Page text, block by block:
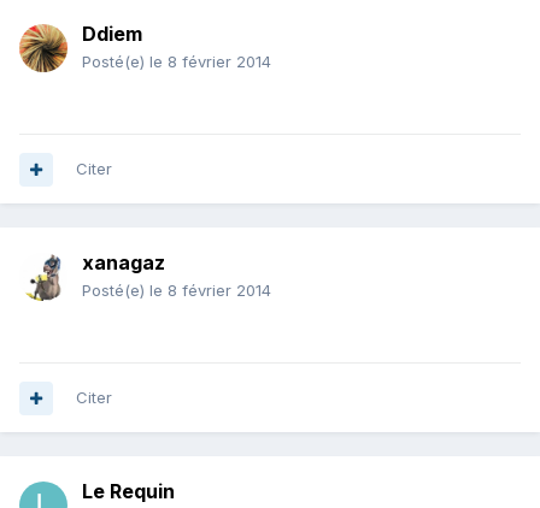
Ddiem
Posté(e) le 8 février 2014
Citer
xanagaz
Posté(e) le 8 février 2014
Citer
Le Requin